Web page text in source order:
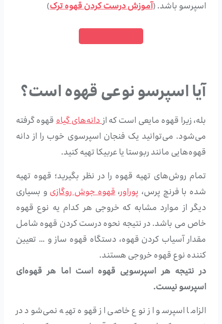
اسپرسو باشد. (آموزش درست کردن قهوه ترک)
آیا اسپرسو نوعی قهوه است؟
بله، زیرا قهوه مایعی است که ازدانه‌های گیاهقهوه گرفته
می‌شود. می‌توانید یک فنجان اسپرسوی خوب را از دانه
قهوه‌هایی مانند ربوستا یا عربیکا تهیه کنید.
تمام روش‌های تهیه قهوه را در نظر بگیرید؛ قهوه تهیه
شده با فرنچ پرس،پوراور،قهوه جوش روگازی و بسیاری
دیگر از موارد مشابه که خروجی هر کدام یه نوع قهوه
خاص می باشد. در نتیجه نحوه درست کردن قهوه شامل
مقدار آسیاب کردن قهوه، دستگاه قهوه ساز و … تعیین
کننده نوع قهوه خروجی هستند.
در نتیجه هر اسپرسویی قهوه است اما هر قهوه‌ای
اسپرسو نیست.
الزاما اسپرسو از نوع خاصی از قهوه تهیه نمی‌شود در